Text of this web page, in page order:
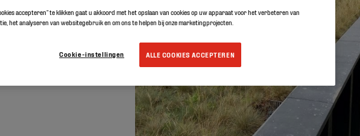
accepteren” te klikken gaat u akkoord met het opslaan van cookies op uw apparaat voor het verbeteren van
het analyseren van websitegebruik en om ons te helpen bij onze marketingprojecten.
ALLE COOKIES ACCEPTEREN
Cookie-instellingen